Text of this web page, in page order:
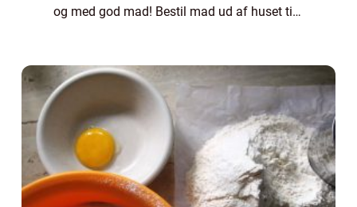
og med god mad! Bestil mad ud af huset til